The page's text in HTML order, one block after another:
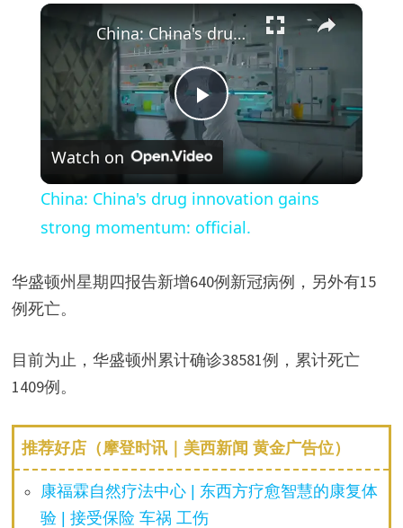
×
P
l
a
y
d
e
China: China's drug innovation gains strong momentum: official.
Watch on
China: China's drug innovation gains
strong momentum: official.
华盛顿州星期四报告新增640例新冠病例，另外有15
例死亡。
目前为止，华盛顿州累计确诊38581例，累计死亡
1409例。
推荐好店（摩登时讯｜美西新闻 黄金广告位）
康福霖自然疗法中心 | 东西方疗愈智慧的康复体
验 | 接受保险 车祸 工伤